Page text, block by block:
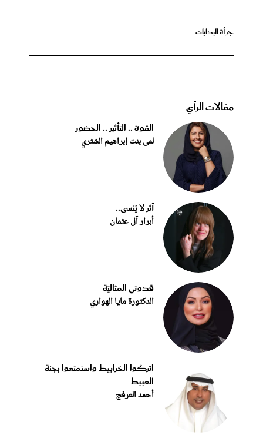
جرأة البدايات
مقالات الرأي
القوة .. التأثير .. الحضور
لمى بنت إبراهيم الشثري
أثر لا يُنسى..
أبرار آل عثمان
قدوتي المثاليّة
الدكتورة مايا الهواري
اتركوا الخرابيط واستمتعوا بجنة
العبيط
أحمد العرفج